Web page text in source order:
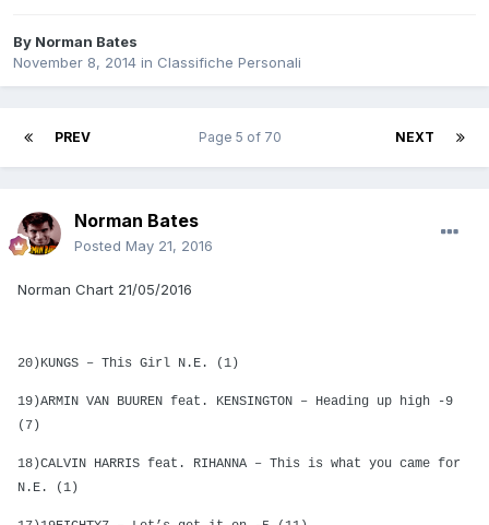
By Norman Bates
November 8, 2014 in Classifiche Personali
PREV NEXT
Page 5 of 70
Norman Bates
Posted May 21, 2016
Norman Chart 21/05/2016
20)KUNGS – This Girl N.E. (1)
19)ARMIN VAN BUUREN feat. KENSINGTON – Heading up high -9
(7)
18)CALVIN HARRIS feat. RIHANNA – This is what you came for
N.E. (1)